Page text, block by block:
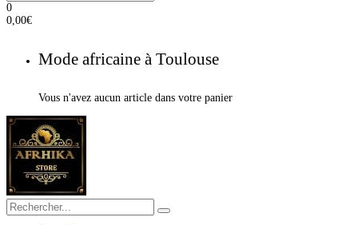
0
0,00€
Mode africaine à Toulouse
Vous n'avez aucun article dans votre panier